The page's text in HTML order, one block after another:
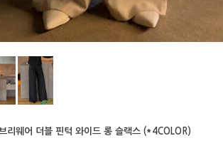
리웨어 더블 핀턱 와이드 롱 슬랙스 (*4COLOR)